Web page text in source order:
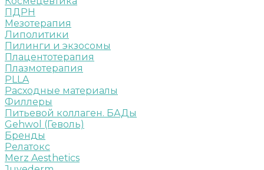
ПДРН
Мезотерапия
Липолитики
Пилинги и экзосомы
Плацентотерапия
Плазмотерапия
PLLA
Расходные материалы
Филлеры
Питьевой коллаген. БАДы
Gehwol (Геволь)
Бренды
Релатокс
Merz Aesthetics